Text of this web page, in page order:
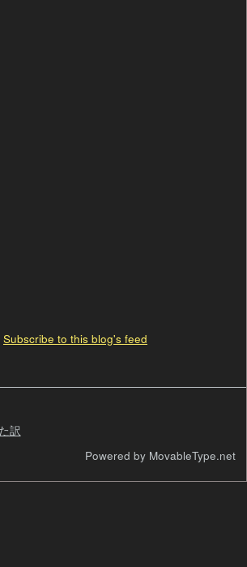
Subscribe to this blog's feed
訳
Powered by MovableType.net